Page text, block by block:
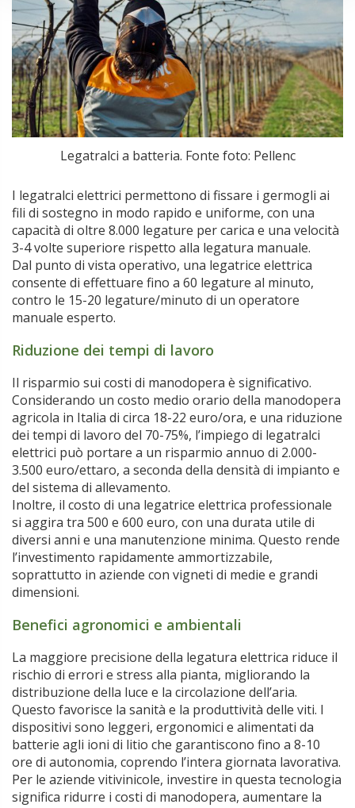
Legatralci a batteria. Fonte foto: Pellenc
I legatralci elettrici permettono di fissare i germogli ai
fili di sostegno in modo rapido e uniforme, con una
capacità di oltre 8.000 legature per carica e una velocità
3-4 volte superiore rispetto alla legatura manuale.
Dal punto di vista operativo, una legatrice elettrica
consente di effettuare fino a 60 legature al minuto,
contro le 15-20 legature/minuto di un operatore
manuale esperto.
Riduzione dei tempi di lavoro
Il risparmio sui costi di manodopera è significativo.
Considerando un costo medio orario della manodopera
agricola in Italia di circa 18-22 euro/ora, e una riduzione
dei tempi di lavoro del 70-75%, l’impiego di legatralci
elettrici può portare a un risparmio annuo di 2.000-
3.500 euro/ettaro, a seconda della densità di impianto e
del sistema di allevamento.
Inoltre, il costo di una legatrice elettrica professionale
si aggira tra 500 e 600 euro, con una durata utile di
diversi anni e una manutenzione minima. Questo rende
l’investimento rapidamente ammortizzabile,
soprattutto in aziende con vigneti di medie e grandi
dimensioni.
Benefici agronomici e ambientali
La maggiore precisione della legatura elettrica riduce il
rischio di errori e stress alla pianta, migliorando la
distribuzione della luce e la circolazione dell’aria.
Questo favorisce la sanità e la produttività delle viti. I
dispositivi sono leggeri, ergonomici e alimentati da
batterie agli ioni di litio che garantiscono fino a 8-10
ore di autonomia, coprendo l’intera giornata lavorativa.
Per le aziende vitivinicole, investire in questa tecnologia
significa ridurre i costi di manodopera, aumentare la